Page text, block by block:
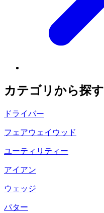
カテゴリから探す
ドライバー
フェアウェイウッド
ユーティリティー
アイアン
ウェッジ
パター